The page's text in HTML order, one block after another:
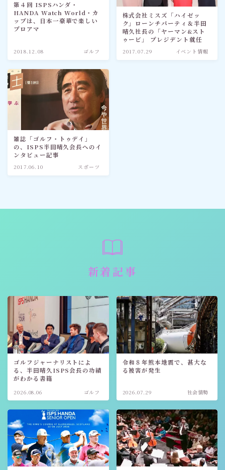
第４回 ISPSハンダ・
HANDA Watch World・カ
ップは、日本一豪華で楽しい
プロアマ
2018.12.08 ゴルフ
株式会社ミスズ「ハイゼッ
ク」ローンチパーティ＆半田
晴久社長の「ヤーマン&スト
ゥービ」 プレジデント就任
2017.07.29 イベント情報
雑誌「ゴルフ・トゥデイ」
の、ISPS半田晴久会長へのイ
ンタビュー記事
2017.06.10 スポーツ
新着記事
ゴルフジャーナリストによ
る、半田晴久ISPS会長の功績
がわかる書籍
2026.08.06 ゴルフ
令和８年熊本地震で、甚大な
る被害が発生
2026.07.29 社会情勢